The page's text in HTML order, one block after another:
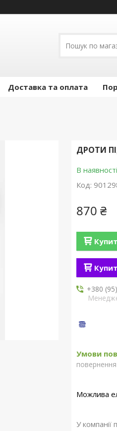
Доставка та оплата
ДРОТИ
В наявності
Код:
870 ₴
+380
У